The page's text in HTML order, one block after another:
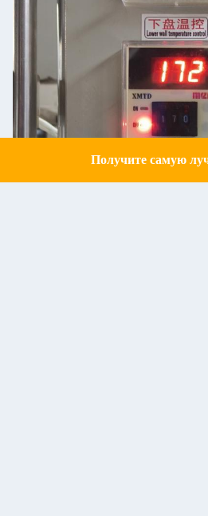
Получите самую